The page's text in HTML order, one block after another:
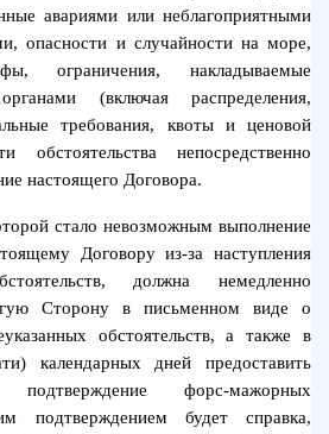
авариями или неблагоприятными
опасности и случайности на море,
ограничения, накладываемые
(включая распределения,
требования, квоты и ценовой
обстоятельства непосредственно
настоящего Договора.
стало невозможным выполнение
Договору из-за наступления
должна немедленно
Сторону в письменном виде о
обстоятельств, а также в
календарных дней предоставить
форс-мажорных
подтверждением будет справка,